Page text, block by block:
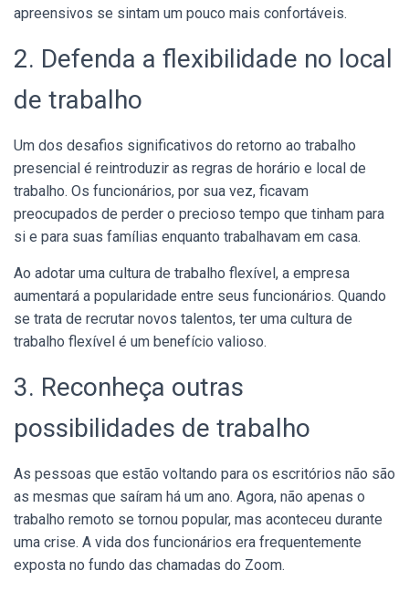
apreensivos se sintam um pouco mais confortáveis.
2. Defenda a flexibilidade no local
de trabalho
Um dos desafios significativos do retorno ao trabalho
presencial é reintroduzir as regras de horário e local de
trabalho. Os funcionários, por sua vez, ficavam
preocupados de perder o precioso tempo que tinham para
si e para suas famílias enquanto trabalhavam em casa.
Ao adotar uma cultura de trabalho flexível, a empresa
aumentará a popularidade entre seus funcionários. Quando
se trata de recrutar novos talentos, ter uma cultura de
trabalho flexível é um benefício valioso.
3. Reconheça outras
possibilidades de trabalho
As pessoas que estão voltando para os escritórios não são
as mesmas que saíram há um ano. Agora, não apenas o
trabalho remoto se tornou popular, mas aconteceu durante
uma crise. A vida dos funcionários era frequentemente
exposta no fundo das chamadas do Zoom.